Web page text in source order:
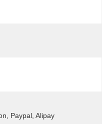
Paypal, Alipay